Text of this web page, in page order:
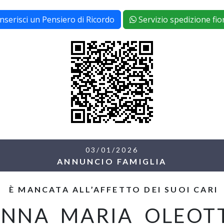
un Pensiero di Ricordo Servizio spedizione
03/01/2026
ANNUNCIO FAMIGLIA
È MANCATA ALL’AFFETTO DEI SUOI CARI
MARIA